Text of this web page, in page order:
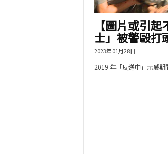
【圖片或引
士」被警毆
2023年01月28日
2019 年「反送中」示威期